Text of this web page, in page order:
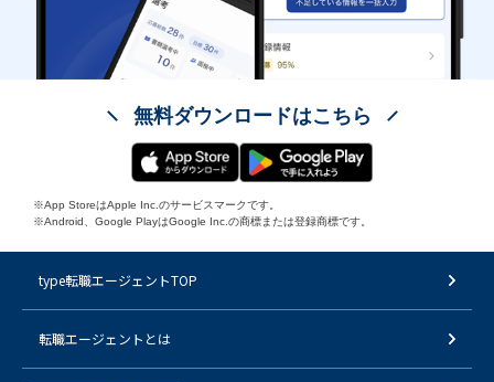
無料ダウンロードはこちら
※App StoreはApple Inc.のサービスマークです。
※Android、Google PlayはGoogle Inc.の商標または登録商標です。
type転職エージェントTOP
転職エージェントとは